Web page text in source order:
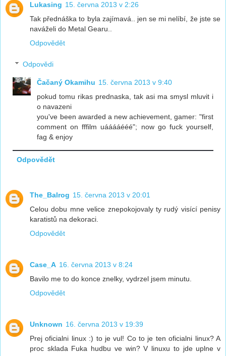
Lukasing 15. června 2013 v 2:26
Tak přednáška to byla zajímavá.. jen se mi nelíbí, že jste se
naváželi do Metal Gearu..
Odpovědět
Odpovědi
Čačaný Okamihu 15. června 2013 v 9:40
pokud tomu rikas prednaska, tak asi ma smysl mluvit i
o navazeni
you've been awarded a new achievement, gamer: "first
comment on fffilm uááááééé"; now go fuck yourself,
fag & enjoy
Odpovědět
The_Balrog 15. června 2013 v 20:01
Celou dobu mne velice znepokojovaly ty rudý visící penisy
karatistů na dekoraci.
Odpovědět
Case_A 16. června 2013 v 8:24
Bavilo me to do konce znelky, vydrzel jsem minutu.
Odpovědět
Unknown 16. června 2013 v 19:39
Prej oficialni linux :) to je vul! Co to je ten oficialni linux? A
proc sklada Fuka hudbu ve win? V linuxu to jde uplne v